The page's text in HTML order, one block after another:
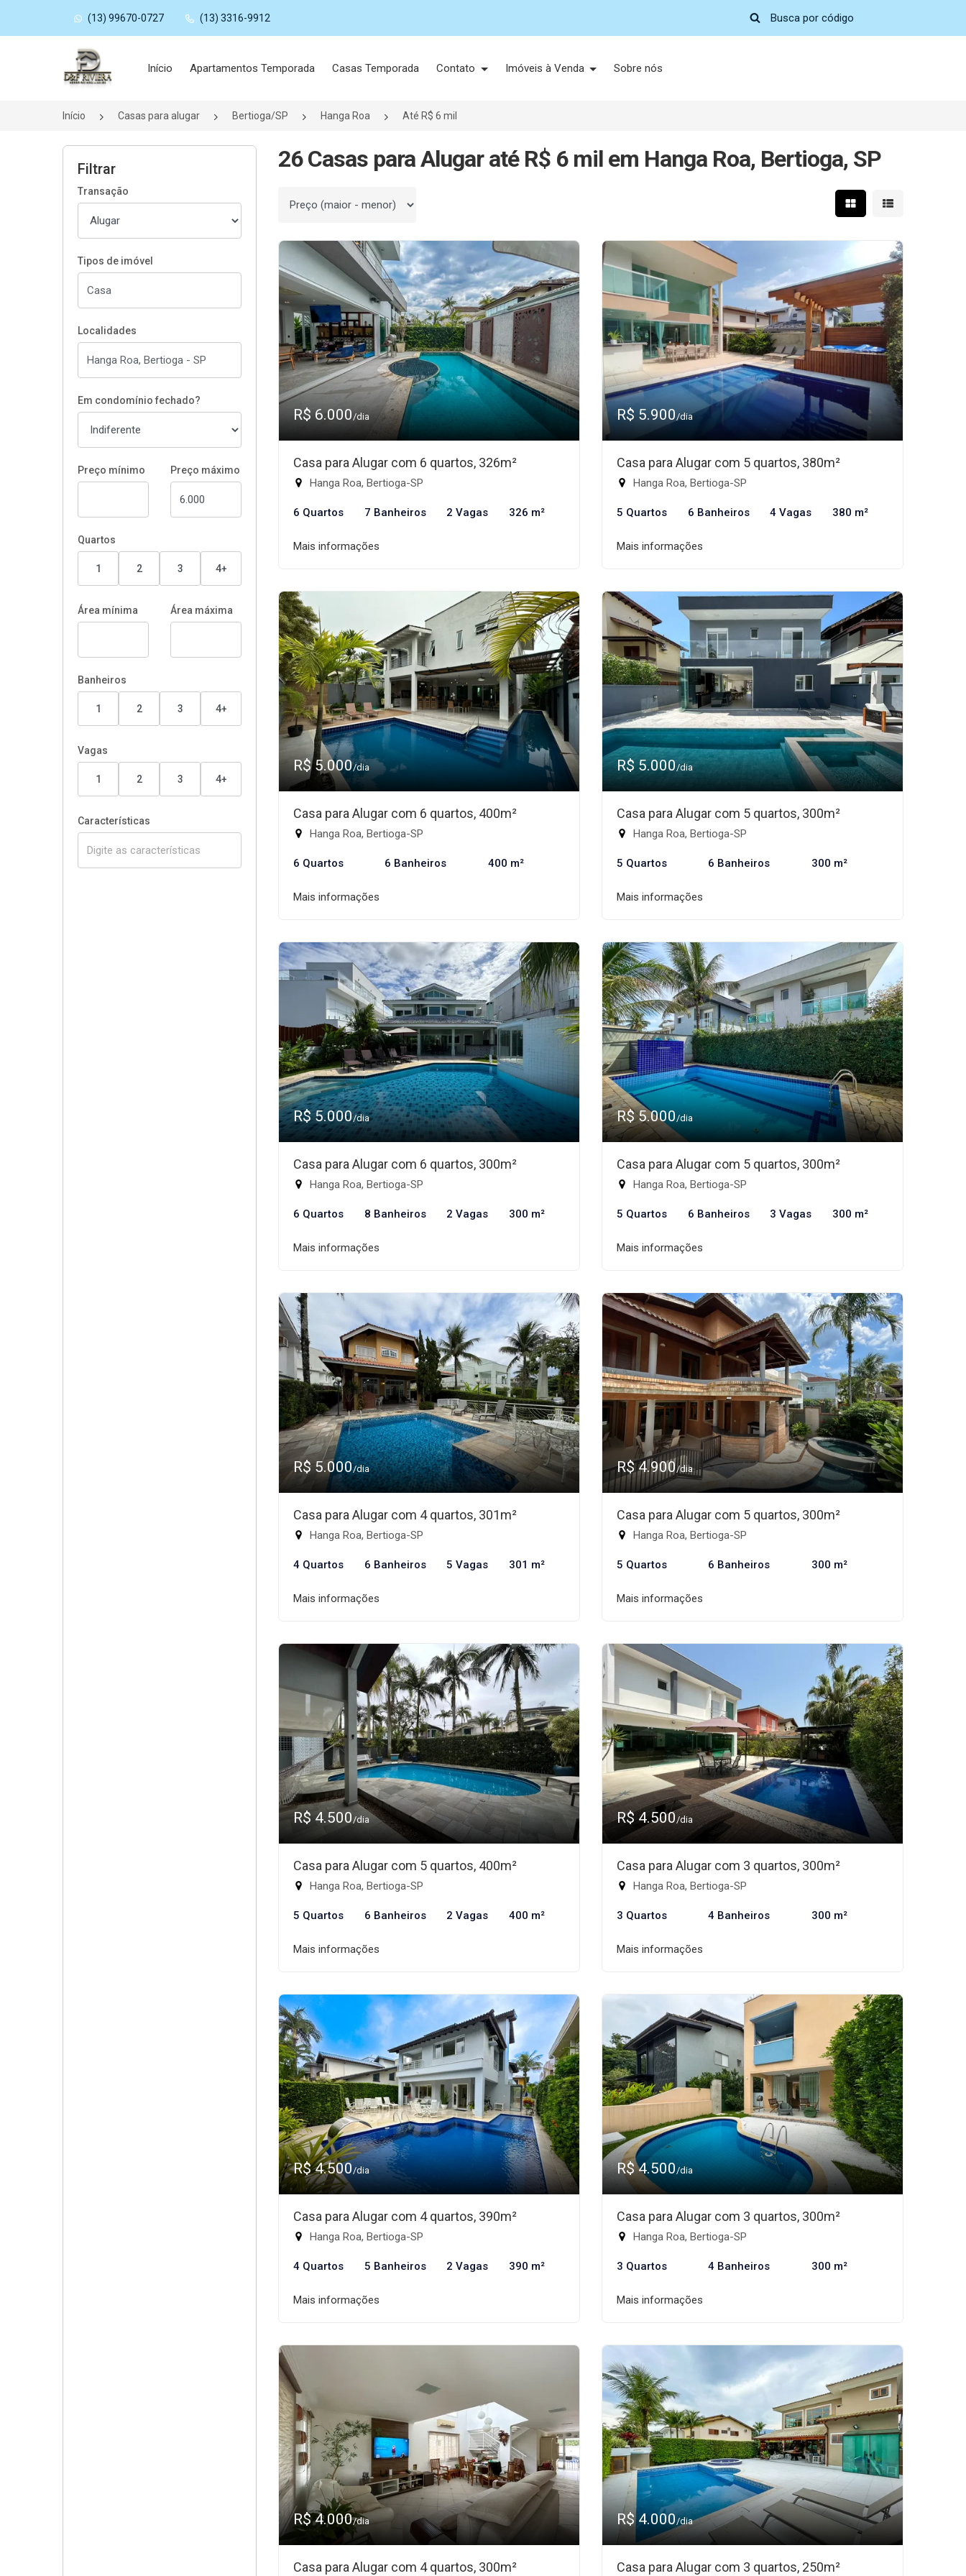
(13) 99670-0727 (13) 3316-9912
Página inicial
Início Apartamentos Temporada Casas Temporada Contato Imóveis à Venda Sobre nós
Início Casas para alugar Bertioga/SP Hanga Roa Até R$ 6 mil
Filtrar
Transação
Tipos de imóvel
Localidades
Em condomínio fechado?
Preço mínimo Preço máximo
Quartos
1 2 3 4+
Área mínima Área máxima
Banheiros
1 2 3 4+
Vagas
1 2 3 4+
Características
26 Casas para Alugar até R$ 6 mil em Hanga Roa, Bertioga, SP
Ordenar por Mostrar resultados em
Mostrar
R$ 6.000/dia
Casa para Alugar com 6 quartos, 326m²
Hanga Roa, Bertioga-SP
6 Quartos 7 Banheiros 2 Vagas 326 m²
Mais informações
R$ 5.900/dia
Casa para Alugar com 5 quartos, 380m²
Hanga Roa, Bertioga-SP
5 Quartos 6 Banheiros 4 Vagas 380 m²
Mais informações
R$ 5.000/dia
Casa para Alugar com 6 quartos, 400m²
Hanga Roa, Bertioga-SP
6 Quartos 6 Banheiros 400 m²
Mais informações
R$ 5.000/dia
Casa para Alugar com 5 quartos, 300m²
Hanga Roa, Bertioga-SP
5 Quartos 6 Banheiros 300 m²
Mais informações
R$ 5.000/dia
Casa para Alugar com 6 quartos, 300m²
Hanga Roa, Bertioga-SP
6 Quartos 8 Banheiros 2 Vagas 300 m²
Mais informações
R$ 5.000/dia
Casa para Alugar com 5 quartos, 300m²
Hanga Roa, Bertioga-SP
5 Quartos 6 Banheiros 3 Vagas 300 m²
Mais informações
R$ 5.000/dia
Casa para Alugar com 4 quartos, 301m²
Hanga Roa, Bertioga-SP
4 Quartos 6 Banheiros 5 Vagas 301 m²
Mais informações
R$ 4.900/dia
Casa para Alugar com 5 quartos, 300m²
Hanga Roa, Bertioga-SP
5 Quartos 6 Banheiros 300 m²
Mais informações
R$ 4.500/dia
Casa para Alugar com 5 quartos, 400m²
Hanga Roa, Bertioga-SP
5 Quartos 6 Banheiros 2 Vagas 400 m²
Mais informações
R$ 4.500/dia
Casa para Alugar com 3 quartos, 300m²
Hanga Roa, Bertioga-SP
3 Quartos 4 Banheiros 300 m²
Mais informações
R$ 4.500/dia
Casa para Alugar com 4 quartos, 390m²
Hanga Roa, Bertioga-SP
4 Quartos 5 Banheiros 2 Vagas 390 m²
Mais informações
R$ 4.500/dia
Casa para Alugar com 3 quartos, 300m²
Hanga Roa, Bertioga-SP
3 Quartos 4 Banheiros 300 m²
Mais informações
R$ 4.000/dia
Casa para Alugar com 4 quartos, 300m²
R$ 4.000/dia
Casa para Alugar com 3 quartos, 250m²